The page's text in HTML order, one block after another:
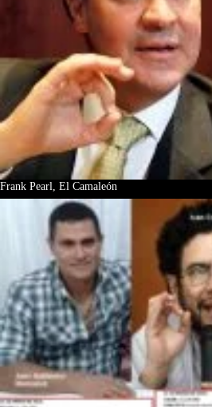
Frank Pearl, El Camaleón